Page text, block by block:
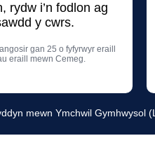
rydw i’n fodlon ag
y cwrs.
gan 25 o fyfyrwyr eraill
eraill mewn Cemeg.
mewn Ymchwil Gymhwysol